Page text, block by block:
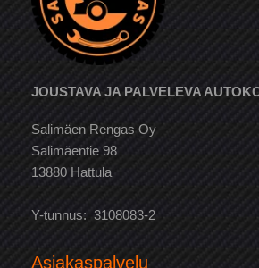
JOUSTAVA JA PALVELEVA
Salimäen Rengas Oy
Salimäentie 98
13880 Hattula
Y-tunnus: 3108083-2
Asiakaspalvelu